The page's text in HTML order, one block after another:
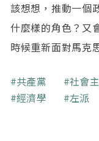
該想想，推動一個
什麼樣的角色？又
時候重新面對馬克
關鍵字
共產黨 社會
經濟學
左派